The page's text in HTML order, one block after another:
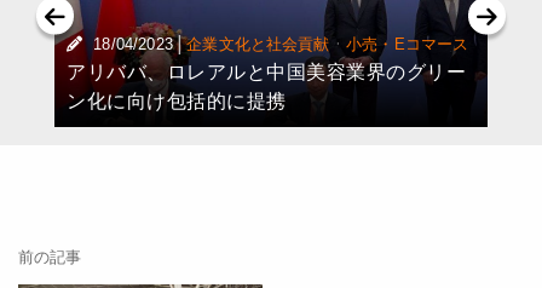
18/04/2023 | 企業文化と社会貢献 ·小売・Eコマース
アリババ、ロレアルと中国美容業界のグリー
ン化に向け包括的に提携
前の記事